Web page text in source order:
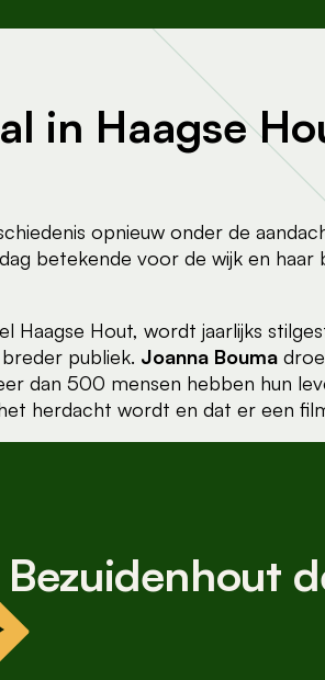
in Haagse
opnieuw onder de
betekende voor de wijk en
Hout, wordt jaarlijks
publiek. Joanna Bouma
dan 500 mensen hebben hun
herdacht wordt en dat er een